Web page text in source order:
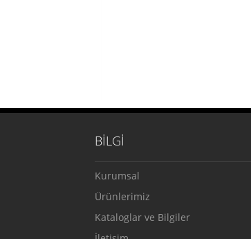
BİLGİ
Kurumsal
Ürünlerimiz
Kataloglar ve Bilgiler